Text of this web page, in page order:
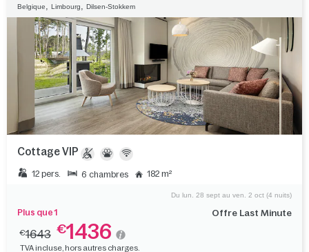
Belgique, Limbourg, Dilsen-Stokkem
Cottage VIP
12 pers. 6 chambres 182 m²
Plus que 1 Offre Last Minute
Du lun. 28 sept au ven. 2 oct (4 nuits)
€1643 €1436
TVA incluse, hors autres charges.